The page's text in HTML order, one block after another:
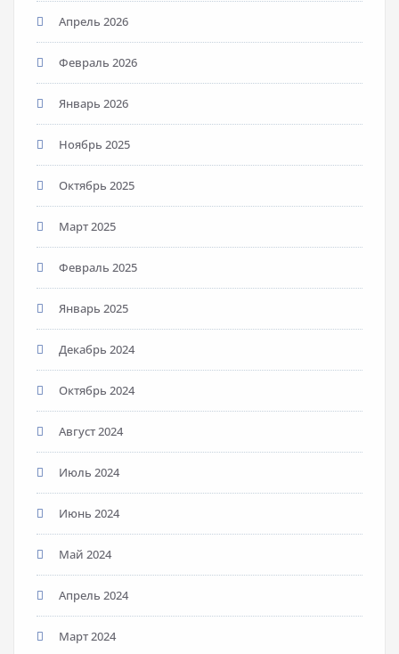
Апрель 2026
Февраль 2026
Январь 2026
Ноябрь 2025
Октябрь 2025
Март 2025
Февраль 2025
Январь 2025
Декабрь 2024
Октябрь 2024
Август 2024
Июль 2024
Июнь 2024
Май 2024
Апрель 2024
Март 2024